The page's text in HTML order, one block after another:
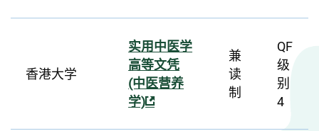
香港大学
实用中医学
高等文凭
(中医营养
学)
兼
读
制
QF
级
别
4